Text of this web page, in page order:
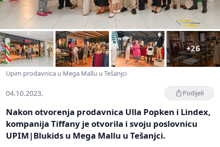
+26
Upim prodavnica u Mega Mallu u Tešanjci
04.10.2023. Podijeli
Nakon otvorenja prodavnica Ulla Popken i Lindex,
kompanija Tiffany je otvorila i svoju poslovnicu
UPIM|Blukids u Mega Mallu u Tešanjci.